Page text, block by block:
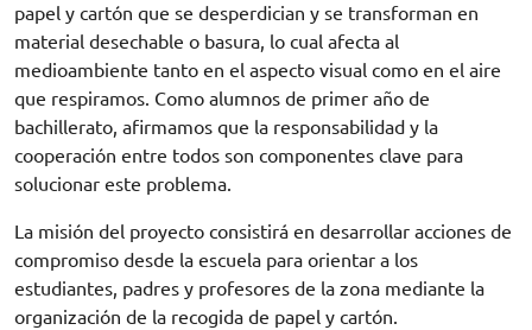
papel y cartón que se desperdician y se transforman en
material desechable o basura, lo cual afecta al
medioambiente tanto en el aspecto visual como en el aire
que respiramos. Como alumnos de primer año de
bachillerato, afirmamos que la responsabilidad y la
cooperación entre todos son componentes clave para
solucionar este problema.
La misión del proyecto consistirá en desarrollar acciones de
compromiso desde la escuela para orientar a los
estudiantes, padres y profesores de la zona mediante la
organización de la recogida de papel y cartón.